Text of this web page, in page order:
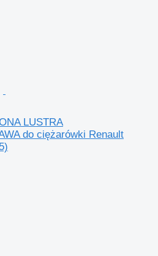
LUSTRA
do ciężarówki Renault